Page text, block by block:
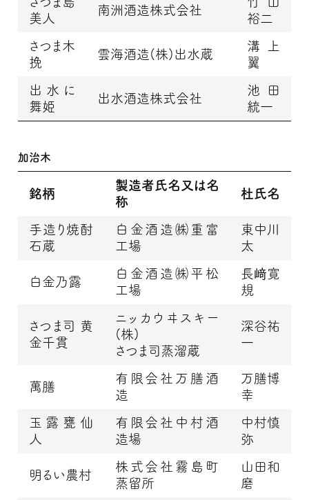
美人
南洲酒造株式会社
裕二
さつま木
挽
雲海酒造(株)出水蔵
溝上
翼
出水に
舞姫
出水酒造株式会社
池田
統一
加治木
銘柄
製造者氏名又は名
称
杜氏名
手造り焼酎
石蔵
白金酒造㈱重富
工場
東中川
太
白金乃露
白金酒造㈱平松
工場
長﨑寛
規
さつま司 黄
金千貫
ニッカウヰスキー
(株)
さつま司蒸溜蔵
深谷祐
一
萬膳
有限会社万膳酒
造
万膳博
幸
玉露甕仙
人
有限会社中村酒
造場
中村慎
弥
明るい農村
株式会社霧島町
蒸留所
山田和
磨